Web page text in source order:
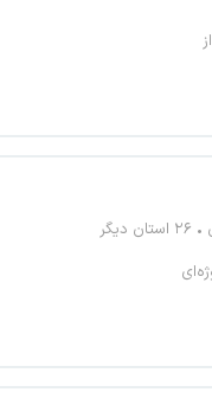
۲۶ استان دیگر